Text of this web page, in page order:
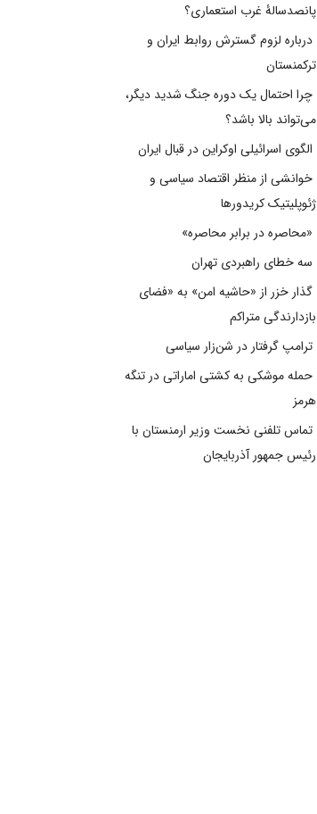
پانصدسالۀ غرب استعماری؟
درباره لزوم گسترش روابط ایران و
ترکمنستان
چرا احتمال یک دوره جنگ شدید دیگر،
می‌تواند بالا باشد؟
الگوی اسرائیلی اوکراین در قبال ایران
خوانشی از منظر اقتصاد سیاسی و
ژئوپلیتیک کریدورها
«محاصره در برابر محاصره»
سه خطای راهبردی تهران
گذار خزر از «حاشیه امن» به «فضای
بازدارندگی متراکم
ترامپ گرفتار در شن‌زار سیاسی
حمله موشکی به کشتی اماراتی در تنگه
هرمز
تماس تلفنی نخست وزیر ارمنستان با
رئیس جمهور آذربایجان